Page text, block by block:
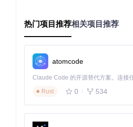
集成策略回测引擎，支持基于历史
nfig.bson中配置自定义回测参数
4. 自定义指标开发框架
提供完整的指标开发SDK，通过
快速集成：
export default {
// 指标计算逻辑
热门项目推荐相关项目推荐
atomcode
Rust
0 534